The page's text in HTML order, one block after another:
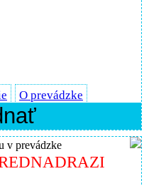
O prevádzke
v prevádzke